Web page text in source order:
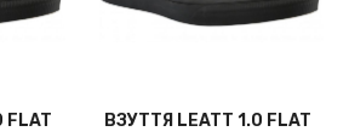
FLAT
ВЗУТТЯ LEATT 1.0 FLAT